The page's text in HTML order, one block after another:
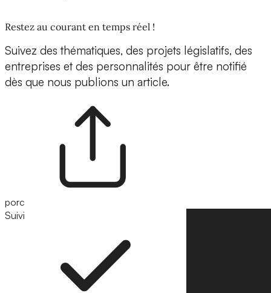
Restez au courant en temps réel !
Suivez des thématiques, des projets législatifs, des
entreprises et des personnalités pour être notifié
dès que nous publions un article.
porc
Suivi